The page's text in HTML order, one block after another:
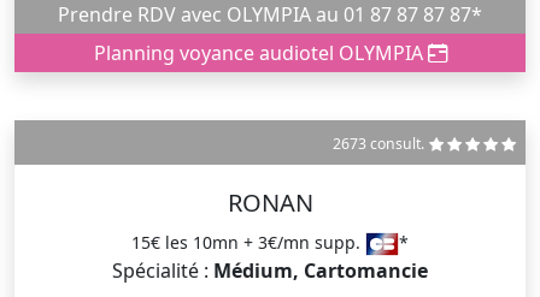
Prendre RDV avec OLYMPIA au 01 87 87 87 87*
Planning voyance audiotel OLYMPIA
2673 consult.
RONAN
15€ les 10mn + 3€/mn supp. *
Spécialité : Médium, Cartomancie